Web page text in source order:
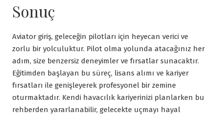
Sonuç
Aviator giriş, geleceğin pilotları için heyecan verici ve
zorlu bir yolculuktur. Pilot olma yolunda atacağınız her
adım, size benzersiz deneyimler ve fırsatlar sunacaktır.
Eğitimden başlayan bu süreç, lisans alımı ve kariyer
fırsatları ile genişleyerek profesyonel bir zemine
oturmaktadır. Kendi havacılık kariyerinizi planlarken bu
rehberden yararlanabilir, gelecekte uçmayı hayal